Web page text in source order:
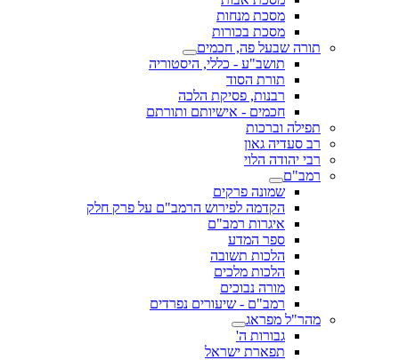
מסכת מנחות
מסכת בכורות
תורה שבעל פה, חכמים
תושב"ע - כללי, היסטוריה
תורת הסוד
רבנות, פסיקת הלכה
חכמים - אישיותם ותורתם
תפילה וברכות
רב סעדיה גאון
רבי יהודה הלוי
רמב"ם
שמונה פרקים
הקדמה לפירוש הרמב"ם על פרק חלק
איגרות רמב"ם
ספר המדע
הלכות תשובה
הלכות מלכים
מורה נבוכים
רמב"ם - שיעורים נפרדים
מהר"ל מפראג
גבורות ה'
תפארת ישראל